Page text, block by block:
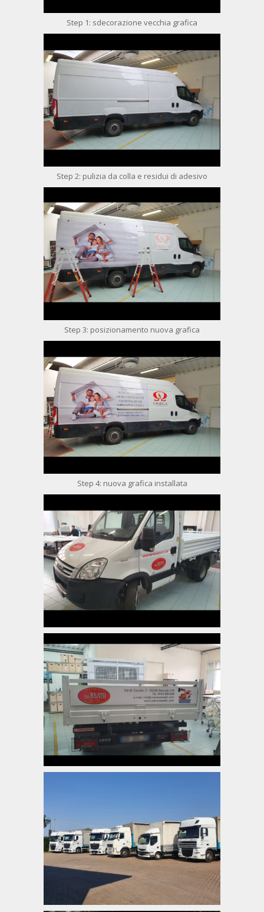
Step 1: sdecorazione vecchia grafica
Step 2: pulizia da colla e residui di adesivo
Step 3: posizionamento nuova grafica
Step 4: nuova grafica installata